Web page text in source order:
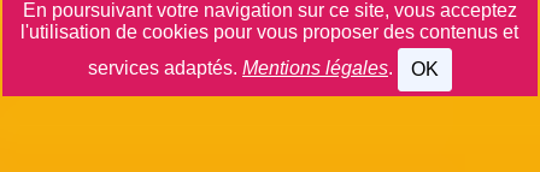
En poursuivant votre navigation sur ce site, vous acceptez
l'utilisation de cookies pour vous proposer des contenus et
services adaptés. Mentions légales. OK